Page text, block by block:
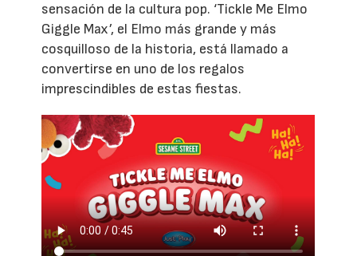
sensación de la cultura pop. ‘Tickle Me Elmo
Giggle Max’, el Elmo más grande y más
cosquilloso de la historia, está llamado a
convertirse en uno de los regalos
imprescindibles de estas fiestas.